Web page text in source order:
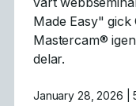
Made Easy"
Mastercam®
delar.
January 28, 2026